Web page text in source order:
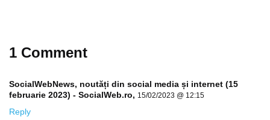
1 Comment
SocialWebNews, noutăți din social media și internet (15
februarie 2023) - SocialWeb.ro, 15/02/2023 @ 12:15
Reply